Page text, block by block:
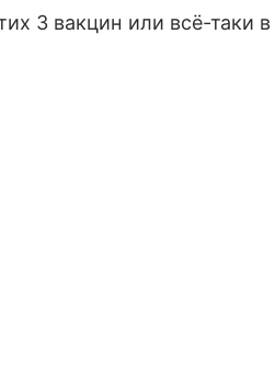
3 вакцин или всё-таки в